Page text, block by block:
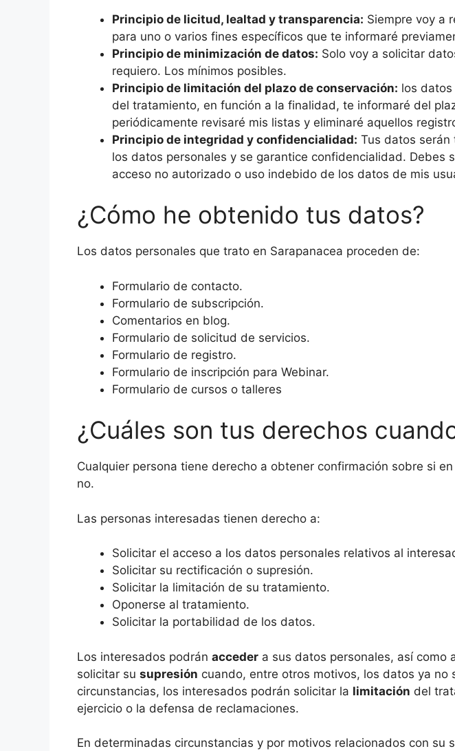
Principio de licitud, lealtad y transparencia: Siempre voy a
para uno o varios fines específicos que te informaré
Principio de minimización de datos: Solo voy a solicitar
requiero. Los mínimos posibles.
Principio de limitación del plazo de conservación: los
del tratamiento, en función a la finalidad, te informaré del
periódicamente revisaré mis listas y eliminaré aquellos
Principio de integridad y confidencialidad: Tus datos
los datos personales y se garantice confidencialidad. Debes
acceso no autorizado o uso indebido de los datos de mis
¿Cómo he obtenido tus datos?
Los datos personales que trato en Sarapanacea proceden de:
Formulario de contacto.
Formulario de subscripción.
Comentarios en blog.
Formulario de solicitud de servicios.
Formulario de registro.
Formulario de inscripción para Webinar.
Formulario de cursos o talleres
¿Cuáles son tus derechos
Cualquier persona tiene derecho a obtener confirmación sobre si
no.
Las personas interesadas tienen derecho a:
Solicitar el acceso a los datos personales relativos al
Solicitar su rectificación o supresión.
Solicitar la limitación de su tratamiento.
Oponerse al tratamiento.
Solicitar la portabilidad de los datos.
Los interesados podrán acceder a sus datos personales, así como
solicitar su supresión cuando, entre otros motivos, los datos ya no
circunstancias, los interesados podrán solicitar la limitación del
ejercicio o la defensa de reclamaciones.
En determinadas circunstancias y por motivos relacionados con su